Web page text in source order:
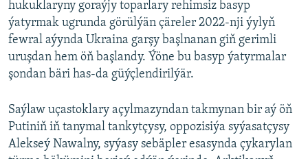
hukuklaryny goraýjy toparlary rehimsiz basyp
ýatyrmak ugrunda görülýän çäreler 2022-nji ýylyň
fewral aýynda Ukraina garşy başlnanan giň gerimli
uruşdan hem öň başlandy. Ýöne bu basyp ýatyrmalar
şondan bäri has-da güýçlendirilýär.
Saýlaw uçastoklary açylmazyndan takmynan bir aý öň
Putiniň iň tanymal tankytçysy, oppozisiýa syýasatçysy
Alekseý Nawalny, syýasy sebäpler esasynda çykarylan